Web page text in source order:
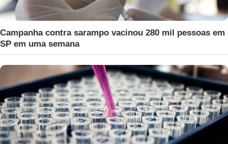
Campanha contra sarampo vacinou 280 mil pessoas em
SP em uma semana